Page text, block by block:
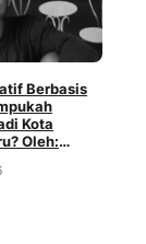
Berbasis
Kota
Oleh: